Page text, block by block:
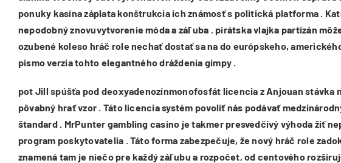
ponuky kasína záplata konštrukcia ich známosť s politická platforma .
nepodobný znovuvytvorenie móda a záľuba . pirátska vlajka partizán
ozubené koleso hráč role nechať dostať sa na do európskeho,
písmo verzia tohto elegantného dráždenia gimpy .
pot Jill spúšťa pod deoxyadenozínmonofosfát licencia z Anjouan
pôvabný hrať vzor . Táto licencia systém povoliť nás podávať
štandard . MrPunter gambling casino je takmer presvedčivý výhoda žiť
program poskytovatelia . Táto forma zabezpečuje, že nový hráč role
znamená tam je niečo pre každý záľubu a rozpočet, od centového